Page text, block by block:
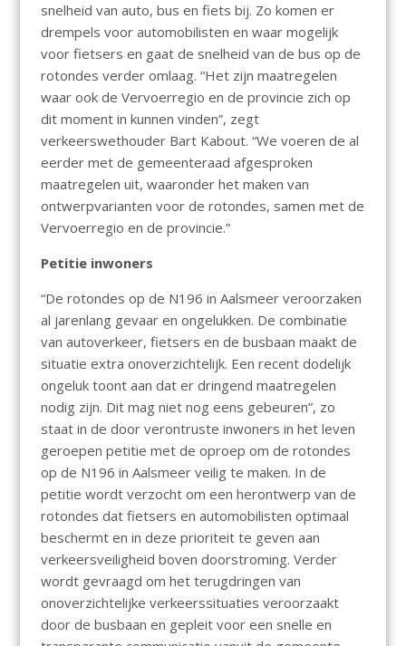
snelheid van auto, bus en fiets bij. Zo komen er
drempels voor automobilisten en waar mogelijk
voor fietsers en gaat de snelheid van de bus op de
rotondes verder omlaag. “Het zijn maatregelen
waar ook de Vervoerregio en de provincie zich op
dit moment in kunnen vinden”, zegt
verkeerswethouder Bart Kabout. “We voeren de al
eerder met de gemeenteraad afgesproken
maatregelen uit, waaronder het maken van
ontwerpvarianten voor de rotondes, samen met de
Vervoerregio en de provincie.”
Petitie inwoners
“De rotondes op de N196 in Aalsmeer veroorzaken
al jarenlang gevaar en ongelukken. De combinatie
van autoverkeer, fietsers en de busbaan maakt de
situatie extra onoverzichtelijk. Een recent dodelijk
ongeluk toont aan dat er dringend maatregelen
nodig zijn. Dit mag niet nog eens gebeuren”, zo
staat in de door verontruste inwoners in het leven
geroepen petitie met de oproep om de rotondes
op de N196 in Aalsmeer veilig te maken. In de
petitie wordt verzocht om een herontwerp van de
rotondes dat fietsers en automobilisten optimaal
beschermt en in deze prioriteit te geven aan
verkeersveiligheid boven doorstroming. Verder
wordt gevraagd om het terugdringen van
onoverzichtelijke verkeerssituaties veroorzaakt
door de busbaan en gepleit voor een snelle en